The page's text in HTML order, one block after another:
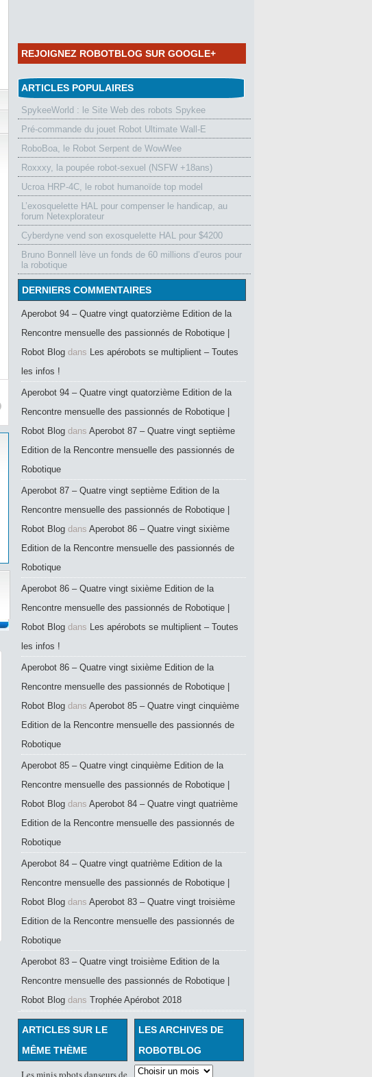
REJOIGNEZ ROBOTBLOG SUR GOOGLE+
ARTICLES POPULAIRES
SpykeeWorld : le Site Web des robots Spykee
Pré-commande du jouet Robot Ultimate Wall-E
RoboBoa, le Robot Serpent de WowWee
Roxxxy, la poupée robot-sexuel (NSFW +18ans)
Ucroa HRP-4C, le robot humanoïde top model
L’exosquelette HAL pour compenser le handicap, au
forum Netexplorateur
Cyberdyne vend son exosquelette HAL pour $4200
Bruno Bonnell lève un fonds de 60 millions d’euros pour
la robotique
DERNIERS COMMENTAIRES
Aperobot 94 – Quatre vingt quatorzième Edition de la
Rencontre mensuelle des passionnés de Robotique |
Robot Blog dans Les apérobots se multiplient – Toutes
les infos !
Aperobot 94 – Quatre vingt quatorzième Edition de la
Rencontre mensuelle des passionnés de Robotique |
Robot Blog dans Aperobot 87 – Quatre vingt septième
Edition de la Rencontre mensuelle des passionnés de
Robotique
Aperobot 87 – Quatre vingt septième Edition de la
Rencontre mensuelle des passionnés de Robotique |
Robot Blog dans Aperobot 86 – Quatre vingt sixième
Edition de la Rencontre mensuelle des passionnés de
Robotique
Aperobot 86 – Quatre vingt sixième Edition de la
Rencontre mensuelle des passionnés de Robotique |
Robot Blog dans Les apérobots se multiplient – Toutes
les infos !
Aperobot 86 – Quatre vingt sixième Edition de la
Rencontre mensuelle des passionnés de Robotique |
Robot Blog dans Aperobot 85 – Quatre vingt cinquième
Edition de la Rencontre mensuelle des passionnés de
Robotique
Aperobot 85 – Quatre vingt cinquième Edition de la
Rencontre mensuelle des passionnés de Robotique |
Robot Blog dans Aperobot 84 – Quatre vingt quatrième
Edition de la Rencontre mensuelle des passionnés de
Robotique
Aperobot 84 – Quatre vingt quatrième Edition de la
Rencontre mensuelle des passionnés de Robotique |
Robot Blog dans Aperobot 83 – Quatre vingt troisième
Edition de la Rencontre mensuelle des passionnés de
Robotique
Aperobot 83 – Quatre vingt troisième Edition de la
Rencontre mensuelle des passionnés de Robotique |
Robot Blog dans Trophée Apérobot 2018
LES ARCHIVES DE
ROBOTBLOG
ARTICLES SUR LE
MÊME THÈME
Les minis robots danseurs de